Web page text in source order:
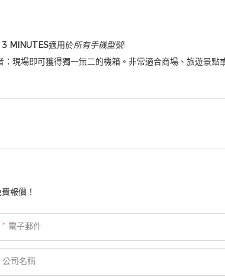
3 MINUTES適用於所有手機型號!
現場即可獲得獨一無二的機箱。非常適合商場、旅遊景點
報價！
電子郵件
公司名稱